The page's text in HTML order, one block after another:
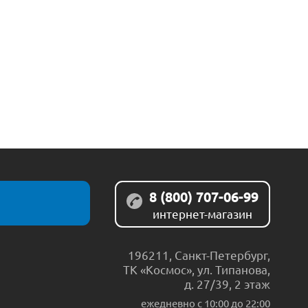
8 (800) 707-06-99
интернет-магазин
196211 Санкт-Петербург,
ТК «Космос», ул. Типанова,
д. 27/39, 2 этаж
ежедневно c 10:00 до 22:00